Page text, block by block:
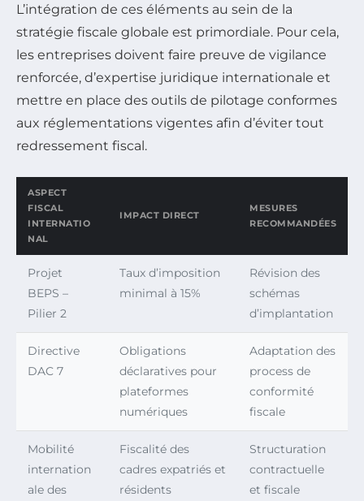
L’intégration de ces éléments au sein de la
stratégie fiscale globale est primordiale. Pour cela,
les entreprises doivent faire preuve de vigilance
renforcée, d’expertise juridique internationale et
mettre en place des outils de pilotage conformes
aux réglementations vigentes afin d’éviter tout
redressement fiscal.
ASPECT
FISCAL
INTERNATIO
NAL
IMPACT DIRECT
MESURES
RECOMMANDÉES
Projet
BEPS –
Pilier 2
Taux d’imposition
minimal à 15%
Révision des
schémas
d’implantation
Directive
DAC 7
Obligations
déclaratives pour
plateformes
numériques
Adaptation des
process de
conformité
fiscale
Mobilité
internation
ale des
Fiscalité des
cadres expatriés et
résidents
Structuration
contractuelle
et fiscale